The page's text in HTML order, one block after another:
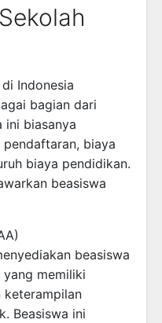
Indonesia
bagian dari
ini biasanya
biaya
biaya pendidikan.
beasiswa
beasiswa
memiliki
keterampilan
Beasiswa ini